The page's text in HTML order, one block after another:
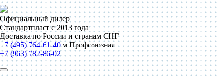
Официальный дилер
Стандартпласт с 2013 года
Доставка по России и странам СНГ
+7 (495) 764-61-40 м.Профсоюзная
+7 (963) 782-86-02